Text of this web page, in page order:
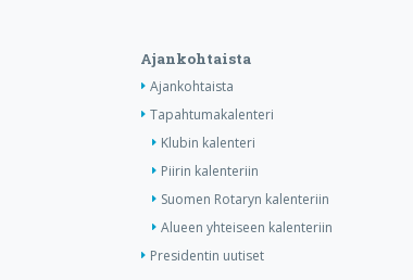
Ajankohtaista
Ajankohtaista
Tapahtumakalenteri
Klubin kalenteri
Piirin kalenteriin
Suomen Rotaryn kalenteriin
Alueen yhteiseen kalenteriin
Presidentin uutiset